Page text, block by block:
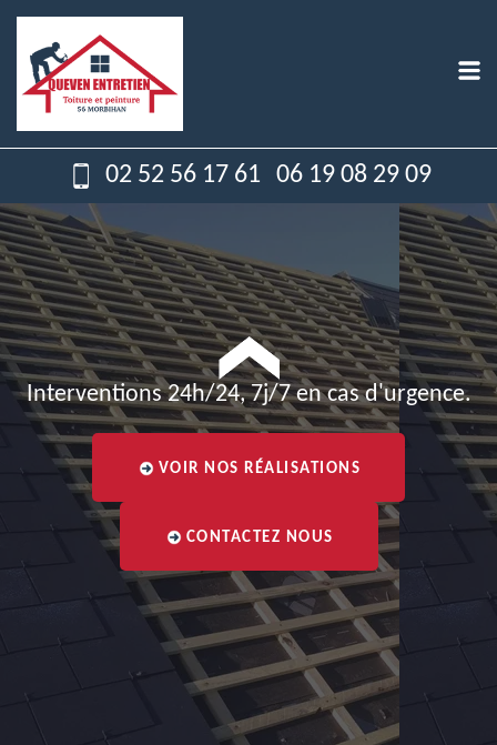
02 52 56 17 61 06 19 08 29 09
Interventions 24h/24, 7j/7 en cas d'urgence.
VOIR NOS RÉALISATIONS
CONTACTEZ NOUS